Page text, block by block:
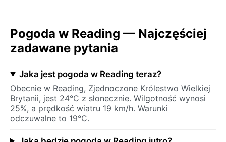
Pogoda w Reading — Najczęściej
zadawane pytania
Jaka jest pogoda w Reading teraz?
Obecnie w Reading, Zjednoczone Królestwo Wielkiej
Brytanii, jest 24°C z słonecznie. Wilgotność wynosi
25%, a prędkość wiatru 19 km/h. Warunki
odczuwalne to 19°C.